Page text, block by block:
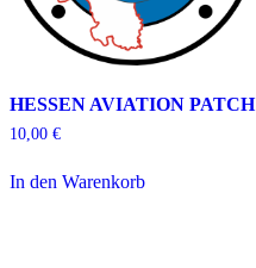
HESSEN AVIATION PATCH
10,00 €
In den Warenkorb